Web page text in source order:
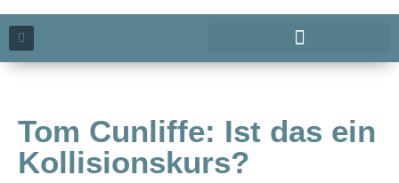
Tom Cunliffe: Ist das ein
Kollisionskurs?